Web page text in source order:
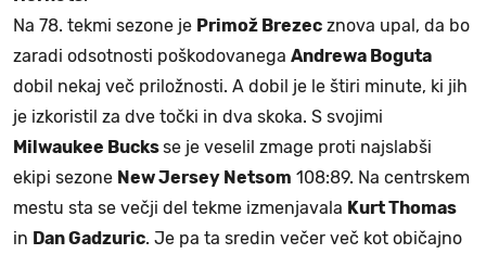
Na 78. tekmi sezone je Primož Brezec znova upal, da bo
zaradi odsotnosti poškodovanega Andrewa Boguta
dobil nekaj več priložnosti. A dobil je le štiri minute, ki jih
je izkoristil za dve točki in dva skoka. S svojimi
Milwaukee Bucksse je veselil zmage proti najslabši
ekipi sezone New Jersey Netsom 108:89. Na centrskem
mestu sta se večji del tekme izmenjavala Kurt Thomas
in Dan Gadzuric. Je pa ta sredin večer več kot običajno